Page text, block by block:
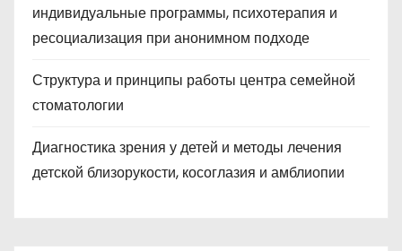
индивидуальные программы, психотерапия и
ресоциализация при анонимном подходе
Структура и принципы работы центра семейной
стоматологии
Диагностика зрения у детей и методы лечения
детской близорукости, косоглазия и амблиопии